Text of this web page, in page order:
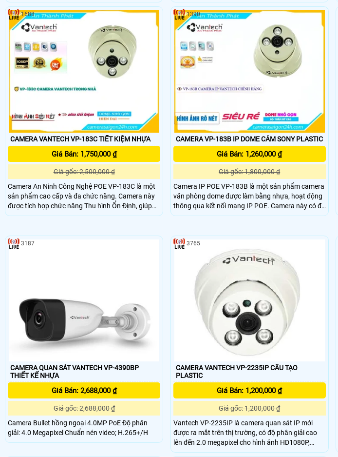
CAMERA VANTECH VP-183C TIẾT KIỆM NHỰA
Giá Bán: 1,750,000 ₫
Giá gốc: 2,500,000 ₫
Camera An Ninh Công Nghệ POE VP-183C là một
sản phẩm cao cấp và đa chức năng. Camera này
được tích hợp chức năng Thu hình Ổn Định, giúp
hình ảnh không bị rung lắc. Khả năng Cân Bịng
điều kiện khác nhau, đảm bảo hình ảnh rõ nét
1688
CAMERA VP-183B IP DOME CẢM SONY PLASTIC
Giá Bán: 1,260,000 ₫
Giá gốc: 1,800,000 ₫
Camera IP POE VP-183B là một sản phẩm camera
văn phòng dome được làm bằng nhựa, hoạt động
thông qua kết nối mạng IP POE. Camera này có độ
phân giải lên đến 3.0 MP, mang đến hình ảnh sắc
động
1390
CAMERA QUAN SÁT VANTECH VP-4390BP
THIẾT KẾ NHỰA
Giá Bán: 2,688,000 ₫
Giá gốc: 2,688,000 ₫
Camera Bullet hồng ngoại 4.0MP PoE Độ phân
giải: 4.0 Megapixel Chuẩn nén video; H.265+/H
3187
CAMERA VANTECH VP-2235IP CẤU TẠO
PLASTIC
Giá Bán: 1,200,000 ₫
Giá gốc: 1,200,000 ₫
Vantech VP-2235IP là camera quan sát IP mới
được ra mắt trên thị trường, có độ phân giải cao
lên đến 2.0 megapixel cho hình ảnh HD1080P,
chống ngược sáng tốt nhất cho việc tái tạo hình
3765